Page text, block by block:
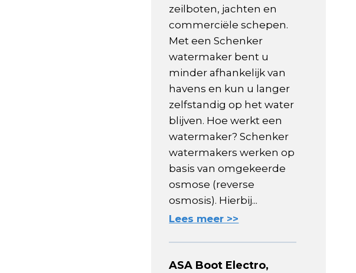
zeilboten, jachten en
commerciële schepen.
Met een Schenker
watermaker bent u
minder afhankelijk van
havens en kun u langer
zelfstandig op het water
blijven. Hoe werkt een
watermaker? Schenker
watermakers werken op
basis van omgekeerde
osmose (reverse
osmosis). Hierbij...
Lees meer >>
ASA Boot Electro,